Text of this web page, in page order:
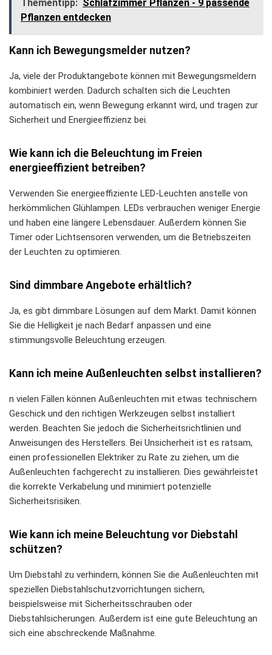
Thementipp: Schlafzimmer Pflanzen - 9 passende
Pflanzen entdecken
Kann ich Bewegungsmelder nutzen?
Ja, viele der Produktangebote können mit Bewegungsmeldern
kombiniert werden. Dadurch schalten sich die Leuchten
automatisch ein, wenn Bewegung erkannt wird, und tragen zur
Sicherheit und Energieeffizienz bei.
Wie kann ich die Beleuchtung im Freien
energieeffizient betreiben?
Verwenden Sie energieeffiziente LED-Leuchten anstelle von
herkömmlichen Glühlampen. LEDs verbrauchen weniger Energie
und haben eine längere Lebensdauer. Außerdem können Sie
Timer oder Lichtsensoren verwenden, um die Betriebszeiten
der Leuchten zu optimieren.
Sind dimmbare Angebote erhältlich?
Ja, es gibt dimmbare Lösungen auf dem Markt. Damit können
Sie die Helligkeit je nach Bedarf anpassen und eine
stimmungsvolle Beleuchtung erzeugen.
Kann ich meine Außenleuchten selbst installieren?
n vielen Fällen können Außenleuchten mit etwas technischem
Geschick und den richtigen Werkzeugen selbst installiert
werden. Beachten Sie jedoch die Sicherheitsrichtlinien und
Anweisungen des Herstellers. Bei Unsicherheit ist es ratsam,
einen professionellen Elektriker zu Rate zu ziehen, um die
Außenleuchten fachgerecht zu installieren. Dies gewährleistet
die korrekte Verkabelung und minimiert potenzielle
Sicherheitsrisiken.
Wie kann ich meine Beleuchtung vor Diebstahl
schützen?
Um Diebstahl zu verhindern, können Sie die Außenleuchten mit
speziellen Diebstahlschutzvorrichtungen sichern,
beispielsweise mit Sicherheitsschrauben oder
Diebstahlsicherungen. Außerdem ist eine gute Beleuchtung an
sich eine abschreckende Maßnahme.